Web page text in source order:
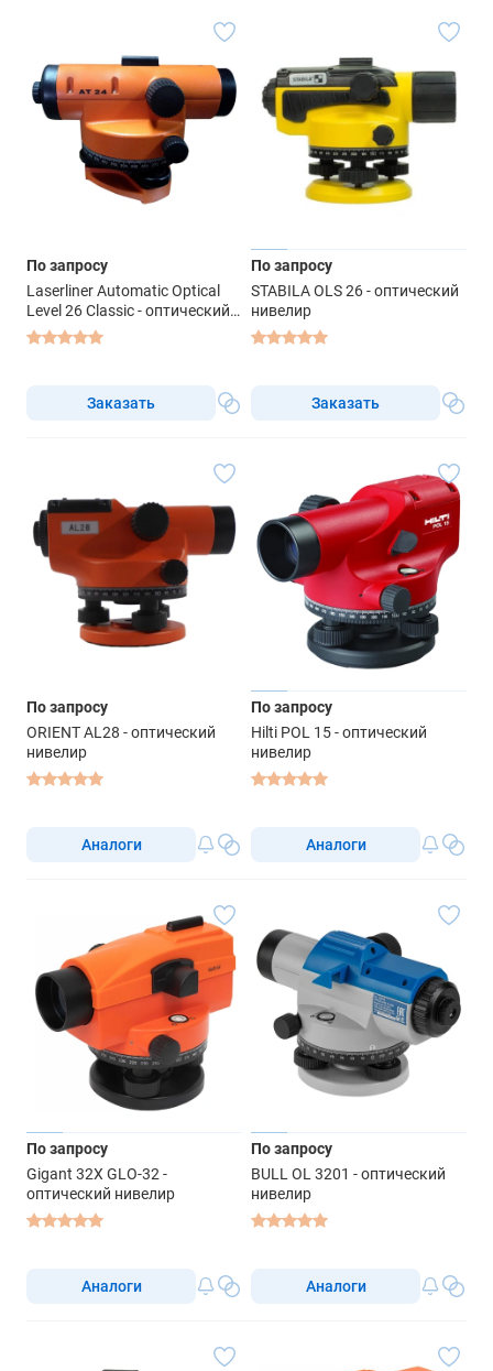
По запросу
Laserliner Automatic Optical
Level 26 Classic - оптический
нивелир
Заказать
По запросу
STABILA OLS 26 - оптический
нивелир
Заказать
По запросу
ORIENT AL28 - оптический
нивелир
Аналоги
По запросу
Hilti POL 15 - оптический
нивелир
Аналоги
По запросу
Gigant 32X GLO-32 -
оптический нивелир
Аналоги
По запросу
BULL OL 3201 - оптический
нивелир
Аналоги